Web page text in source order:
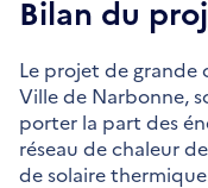
Bilan du
Le projet de grande
Ville de Narbonne,
porter la part des
réseau de chaleur
de solaire